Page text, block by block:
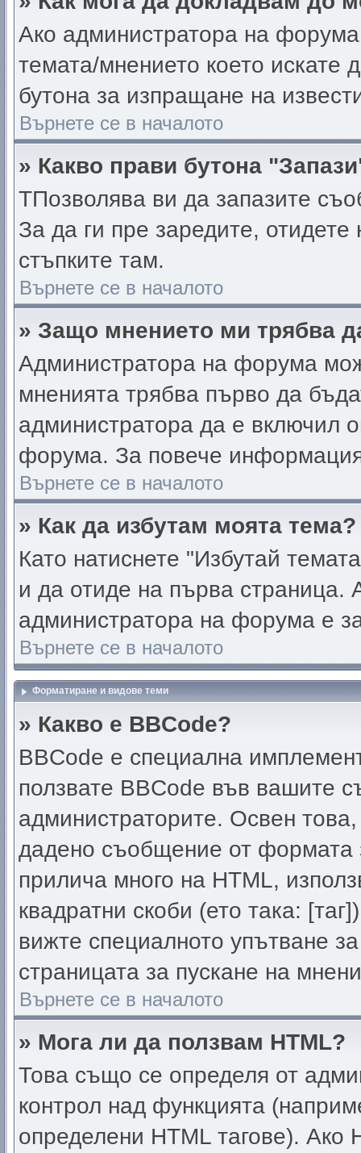
Ако администратора на
темата/мнението което
бутона за изпращане на
Върнете се в началото
» Какво прави бутона
TПозволява ви да запазите
За да ги пре заредите,
стъпките там.
Върнете се в началото
» Защо мнението ми трябва
Администратора на форума
мненията трябва първо да
администратора да е включил
форума. За повече
Върнете се в началото
» Как да избутам моята тема?
Като натиснете "Избутай
и да отиде на първа страница.
администратора на форума е
Върнете се в началото
Форматиране и видове теми
» Какво е BBCode?
BBCode е специална
ползвате BBCode във вашите
администраторите. Освен
дадено съобщение от формата
прилича много на HTML,
квадратни скоби (ето така:
вижте специалното упътване
страницата за пускане на
Върнете се в началото
» Мога ли да ползвам HTML?
Това също се определя от
контрол над функцията
определени HTML тагове).